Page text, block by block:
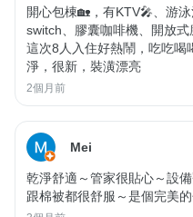
開心包棟🏡，有KTV🎤、游
switch、膠囊咖啡機、開放式
這次8人入住好熱鬧，吃吃喝
淨，很新，裝潢漂亮
2個月前
Mei
乾淨舒適～管家很貼心～設
跟棉被都很舒服～是個完美